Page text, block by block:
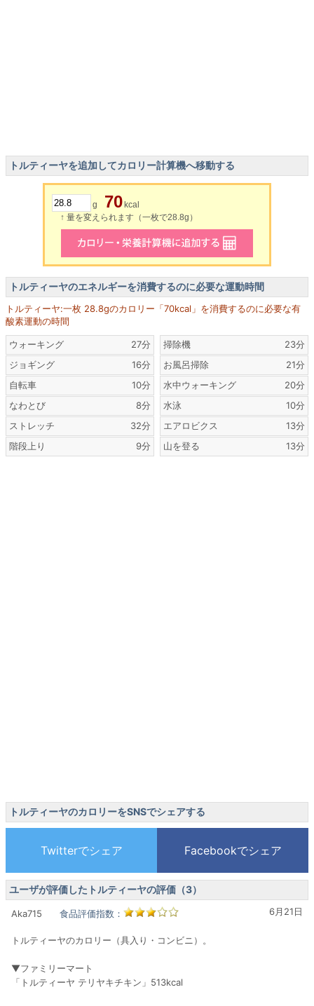
トルティーヤを追加してカロリー計算機へ移動する
g 70 kcal
↑ 量を変えられます（一枚で28.8g）
トルティーヤのエネルギーを消費するのに必要な運動時間
トルティーヤ:一枚 28.8gのカロリー「70kcal」を消費するのに必要な有
酸素運動の時間
ウォーキング
27分
ジョギング
16分
自転車
10分
なわとび
8分
ストレッチ
32分
階段上り
9分
掃除機
23分
お風呂掃除
21分
水中ウォーキング
20分
水泳
10分
エアロビクス
13分
山を登る
13分
トルティーヤのカロリーをSNSでシェアする
ユーザが評価したトルティーヤの評価（3）
Aka715 食品評価指数： 6月21日
トルティーヤのカロリー（具入り・コンビニ）。
▼ファミリーマート
「トルティーヤ テリヤキチキン」513kcal